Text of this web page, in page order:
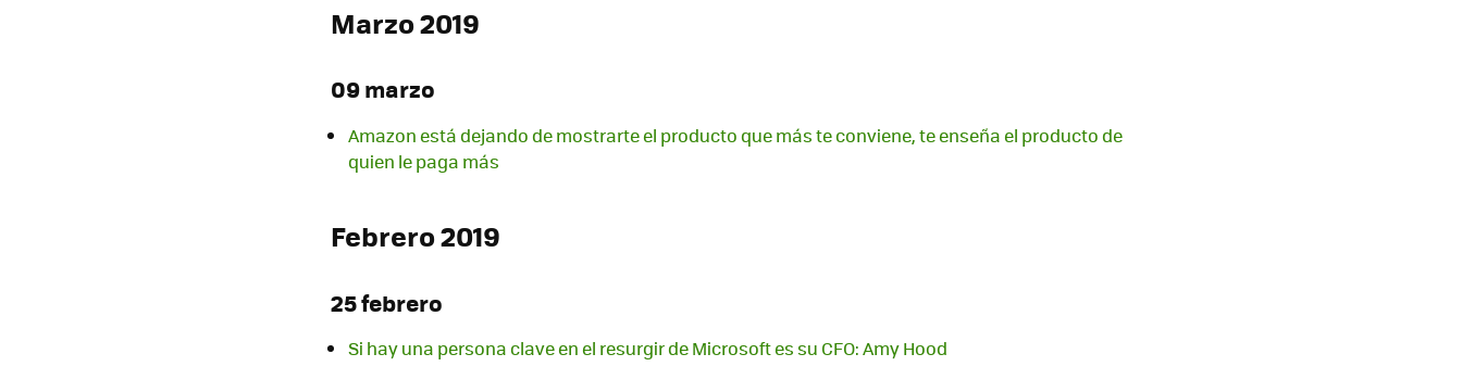
Marzo 2019
09 marzo
Amazon está dejando de mostrarte el producto que más te conviene, te enseña el producto de
quien le paga más
Febrero 2019
25 febrero
Si hay una persona clave en el resurgir de Microsoft es su CFO: Amy Hood